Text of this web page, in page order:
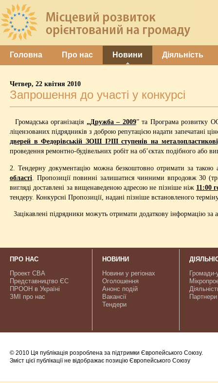
Головна Про нас Новини Діяльність
Четвер, 22 квітня 2010
Запрошення до участі у конкурсі
Громадська організація „Дружба – 2009” та Програма розвитку
ліцензованих підрядників з доброю репутацією надати запечатані
дверей в Федорівській ЗОШ І?ІІІ ступенів на
проведення ремонтно-будівельних робіт на об’єктах подібного або
2. Тендерну документацію можна безкоштовно отримати за такою
області . Пропозиції повинні залишатися чинними впродовж 30
вигляді доставлені за вищенаведеною адресою не пізніше ніж 11:00
тендеру. Конкурсні Пропозиції, надані пізніше встановленого
Зацікавлені підрядники можуть отримати додаткову інформацію
ПРО НАС
Проект CBA
Представництво ЄС
ПРООН в Україні
ЗМІ про нас
НОВИНИ
Новини у регіонах
Оголошення
Анонс подій
Вакансії
Тендери
Громади-
Партнери
© 2010 Ця публікація розроблена за підтримки Європейського Союзу.
Зміст цієї публікації не відображає позицію Європейського Союзу